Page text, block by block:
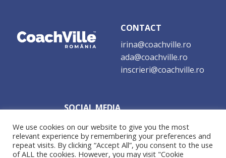
CONTACT
irina@coachville.ro
ada@coachville.ro
inscrieri@coachville.ro
SOCIAL MEDIA
We use cookies on our website to give you the most
relevant experience by remembering your preferences and
repeat visits. By clicking “Accept All”, you consent to the use
of ALL the cookies. However, you may visit "Cookie